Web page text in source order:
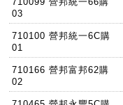
03
710100 營邦統一6C購
01
710166 營邦富邦62購
02